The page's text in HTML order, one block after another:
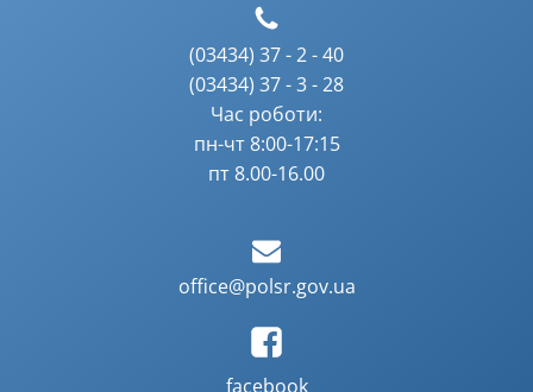
(03434) 37 - 2 - 40
(03434) 37 - 3 - 28
Час роботи:
пн-чт 8:00-17:15
пт 8.00-16.00
office@polsr.gov.ua
facebook